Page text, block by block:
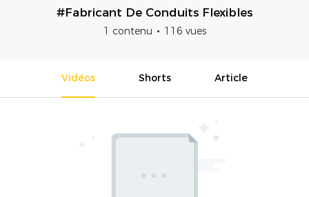
#Fabricant De Conduits Flexibles
1 contenu 116 vues
Vidéos Shorts Article